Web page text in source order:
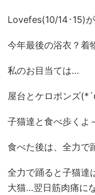
Lovefes(10/14･15)
今年最後の浴衣？着
私のお目当ては…
屋台とケロポンズ
子猫達と食べ歩くよ
食べた後は、全力で
全力で踊ると子猫達
大猫…翌日筋肉痛に